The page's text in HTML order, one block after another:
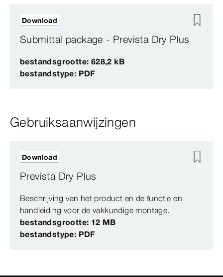
Submittal package - Prevista Dry Plus
bestandsgrootte: 628,2 kB
bestandstype: PDF
Download
Gebruiksaanwijzingen
Prevista Dry Plus
Beschrijving van het product en de functie en
handleiding voor de vakkundige montage.
bestandsgrootte: 12 MB
bestandstype: PDF
Download